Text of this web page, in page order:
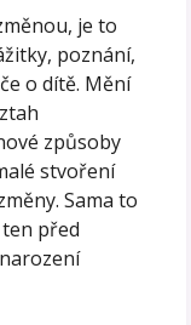
je to
poznání,
o dítě. Mění
způsoby
stvoření
Sama to
před